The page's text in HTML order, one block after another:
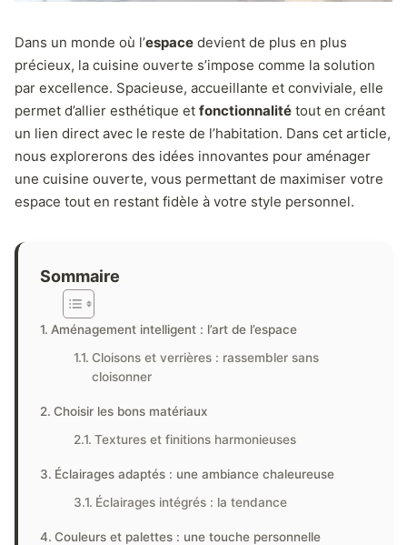
Dans un monde où l’espace devient de plus en plus
précieux, la cuisine ouverte s’impose comme la solution
par excellence. Spacieuse, accueillante et conviviale, elle
permet d’allier esthétique et fonctionnalité tout en créant
un lien direct avec le reste de l’habitation. Dans cet article,
nous explorerons des idées innovantes pour aménager
une cuisine ouverte, vous permettant de maximiser votre
espace tout en restant fidèle à votre style personnel.
Sommaire
Aménagement intelligent : l’art de l’espace
Cloisons et verrières : rassembler sans
cloisonner
Choisir les bons matériaux
Textures et finitions harmonieuses
Éclairages adaptés : une ambiance chaleureuse
Éclairages intégrés : la tendance
Couleurs et palettes : une touche personnelle